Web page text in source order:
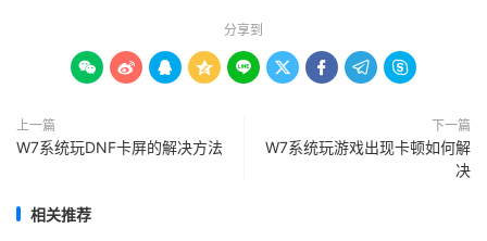
分享到
        
上一篇
W7系统玩DNF卡屏的解决方法
下一篇
W7系统玩游戏出现卡顿如何解
决
相关推荐